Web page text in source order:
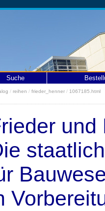
Suche
/ reihen / frieder_henner / 1067185.html
und